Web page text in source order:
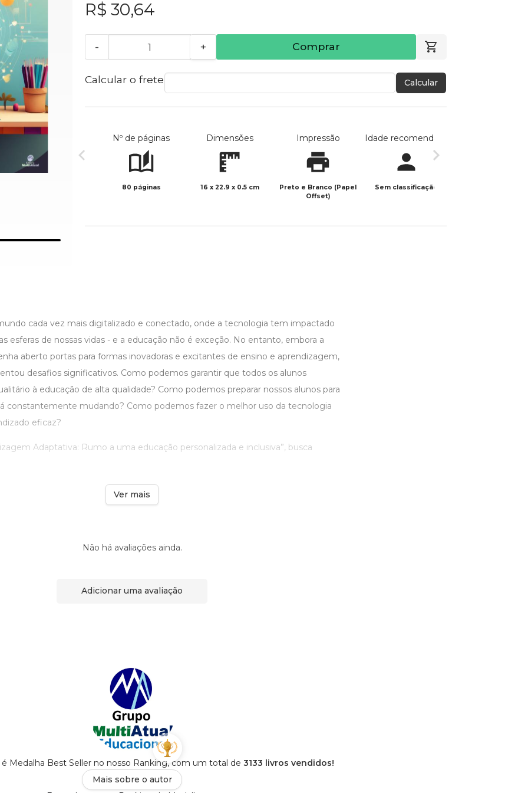
R$ 30,64
- + Comprar
Calcular o frete Calcular
Nº de páginas
80 páginas
Dimensões
16 x 22.9 x 0.5 cm
Impressão
Preto e Branco (Papel
Offset)
Idade recomendada
Sem classificação
cada vez mais digitalizado e conectado, onde a tecnologia tem impactado
esferas de nossas vidas - e a educação não é exceção. No entanto, embora a
aberto portas para formas inovadoras e excitantes de ensino e aprendizagem,
desafios significativos. Como podemos garantir que todos os alunos
à educação de alta qualidade? Como podemos preparar nossos alunos para
constantemente mudando? Como podemos fazer o melhor uso da tecnologia
eficaz?
Adaptativa: Rumo a uma educação personalizada e inclusiva”, busca
Ver mais
Não há avaliações ainda.
Adicionar uma avaliação
Medalha Best Seller no nosso Ranking, com um total de 3133 livros vendidos!
Mais sobre o autor